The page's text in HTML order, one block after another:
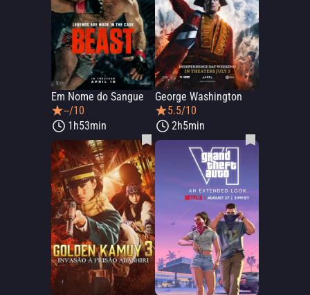
Em Nome do Sangue
--/10
1h53min
George Washington
5.5/10
2h5min